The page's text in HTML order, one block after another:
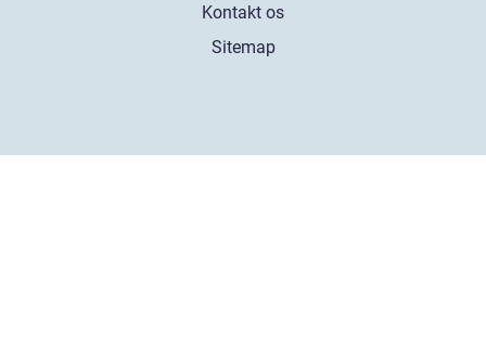
Kontakt os
Sitemap